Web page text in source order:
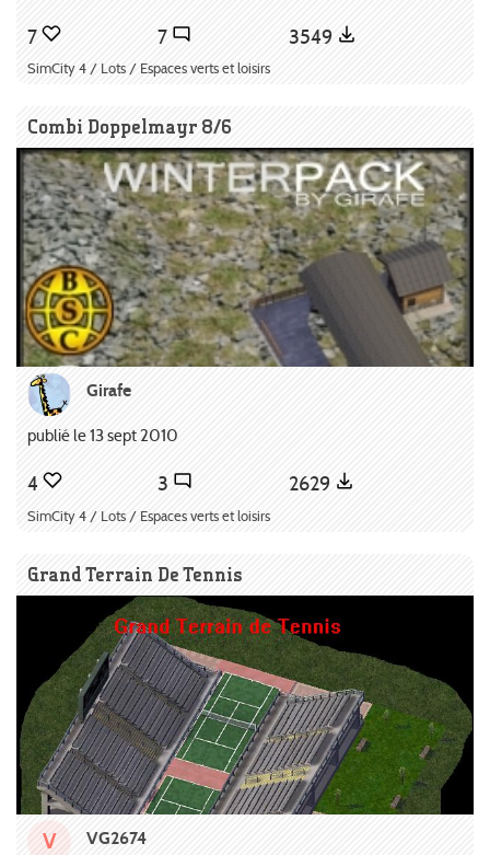
7 7 3549
SimCity 4 / Lots / Espaces verts et loisirs
Combi Doppelmayr 8/6
Girafe
publié le 13 sept 2010
4 3 2629
SimCity 4 / Lots / Espaces verts et loisirs
Grand Terrain De Tennis
V VG2674